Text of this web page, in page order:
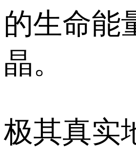
的生命能
晶。
极其真实